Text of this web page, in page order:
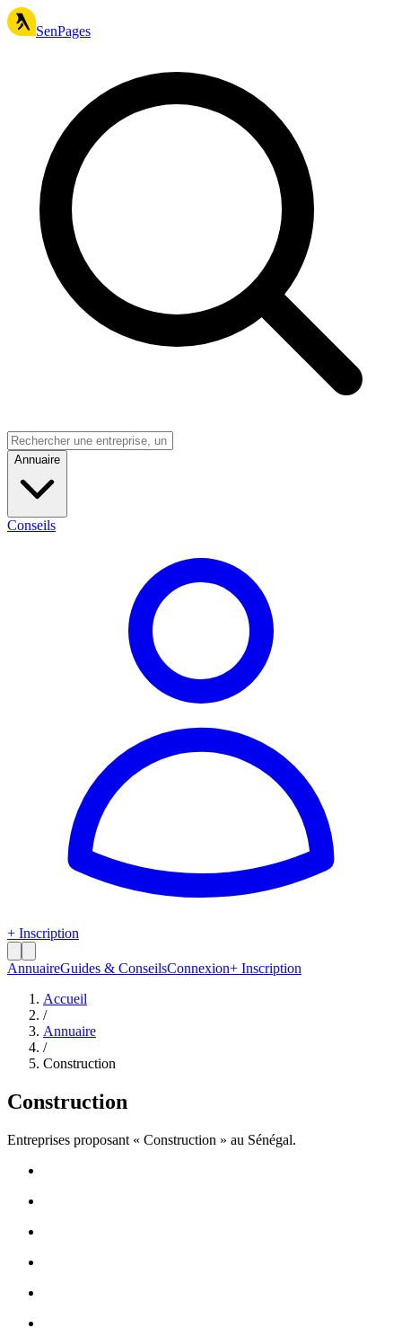
SenPages
Annuaire
Conseils
+ Inscription
AnnuaireGuides & ConseilsConnexion+ Inscription
Accueil
/
Annuaire
/
Construction
Construction
Entreprises proposant « Construction » au Sénégal.